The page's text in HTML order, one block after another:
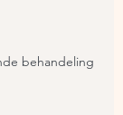
behandeling